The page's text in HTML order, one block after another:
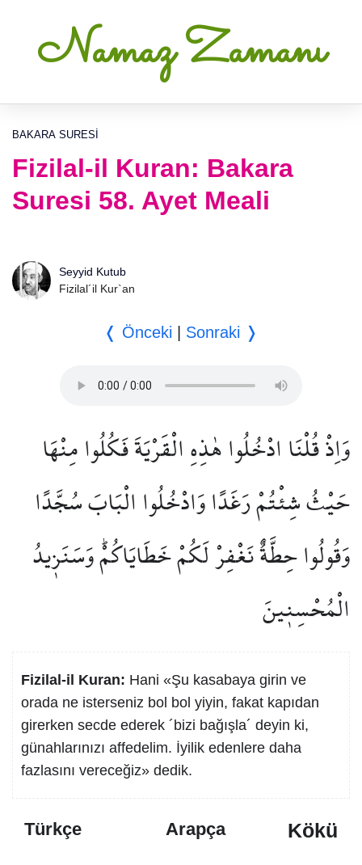
Namaz Zamanı
BAKARA SURESI
Fizilal-il Kuran: Bakara
Suresi 58. Ayet Meali
Seyyid Kutub
Fizilal´il Kur`an
❬ Önceki Sonraki ❭
وَاِذْ قُلْنَا ادْخُلُوا هٰذِهِ الْقَرْيَةَ فَكُلُوا مِنْهَا
حَيْثُ شِئْتُمْ رَغَدًا وَادْخُلُوا الْبَابَ سُجَّدًا
وَقُولُوا حِطَّةٌ نَغْفِرْ لَكُمْ خَطَايَاكُمْۜ وَسَنَز۪يدُ
الْمُحْسِن۪ينَ
Fizilal-il Kuran: Hani «Şu kasabaya girin ve
orada ne isterseniz bol bol yiyin, fakat kapıdan
girerken secde ederek ´bizi bağışla´ deyin ki,
günahlarınızı affedelim. İyilik edenlere daha
fazlasını vereceğiz» dedik.
Türkçe Arapça Kökü